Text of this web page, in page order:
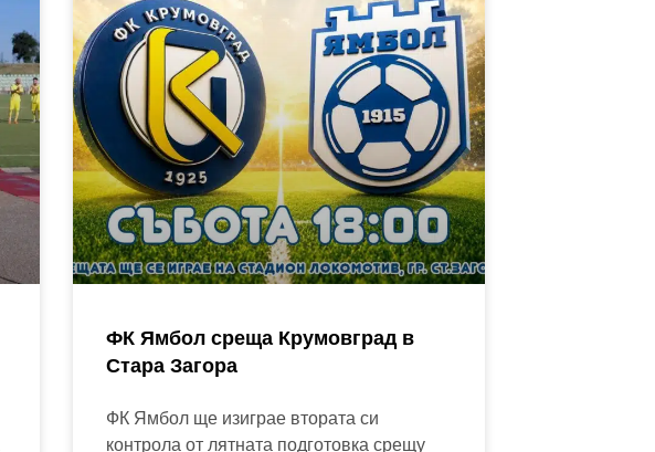
ФК Ямбол среща Крумовград в
Стара Загора
ФК Ямбол ще изиграе втората си
контрола от лятната подготовка срещу